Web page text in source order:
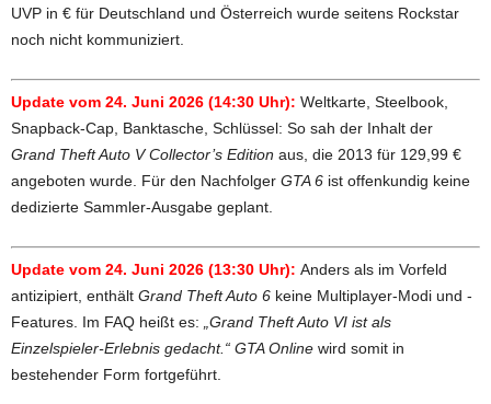
UVP in € für Deutschland und Österreich wurde seitens Rockstar
noch nicht kommuniziert.
Update vom 24. Juni 2026 (14:30 Uhr): Weltkarte, Steelbook,
Snapback-Cap, Banktasche, Schlüssel: So sah der Inhalt der
Grand Theft Auto V Collector’s Edition aus, die 2013 für 129,99 €
angeboten wurde. Für den Nachfolger GTA 6 ist offenkundig keine
dedizierte Sammler-Ausgabe geplant.
Update vom 24. Juni 2026 (13:30 Uhr): Anders als im Vorfeld
antizipiert, enthält Grand Theft Auto 6 keine Multiplayer-Modi und -
Features. Im FAQ heißt es:
„Grand Theft Auto VI ist als
Einzelspieler-Erlebnis gedacht.“ GTA Online wird somit in
bestehender Form fortgeführt.